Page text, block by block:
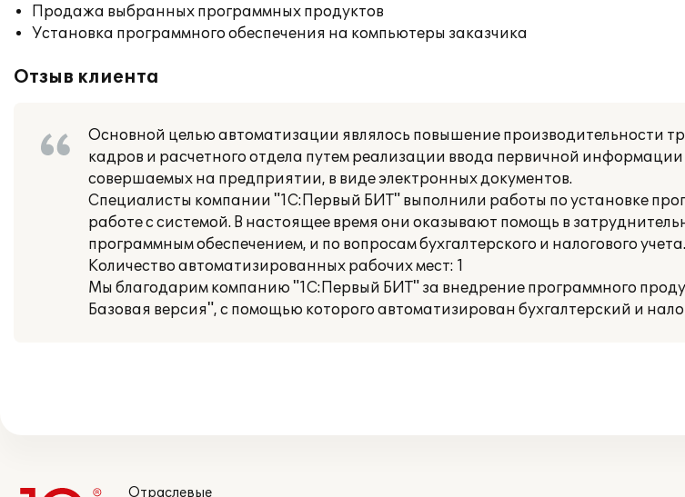
Продажа выбранных программных продуктов
Установка программного обеспечения на компьютеры заказчика
Отзыв клиента
Основной целью автоматизации являлось повышение производительности
кадров и расчетного отдела путем реализации ввода первичной информации
совершаемых на предприятии, в виде электронных документов.
Специалисты компании "1С:Первый БИТ" выполнили работы по установке
работе с системой. В настоящее время они оказывают помощь в
программным обеспечением, и по вопросам бухгалтерского и налогового учета.
Количество автоматизированных рабочих мест: 1
Мы благодарим компанию "1С:Первый БИТ" за внедрение программного
Базовая версия", с помощью которого автоматизирован бухгалтерский и
Отраслевые